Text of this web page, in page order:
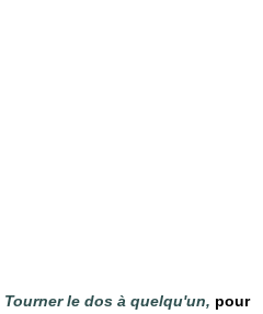
Tourner le dos à quelqu'un, pour